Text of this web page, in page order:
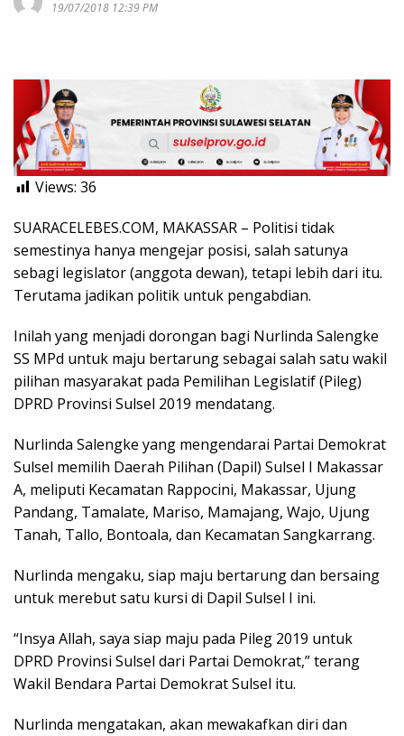
19/07/2018 12:39 PM
Views: 36
SUARACELEBES.COM, MAKASSAR – Politisi tidak
semestinya hanya mengejar posisi, salah satunya
sebagi legislator (anggota dewan), tetapi lebih dari itu.
Terutama jadikan politik untuk pengabdian.
Inilah yang menjadi dorongan bagi Nurlinda Salengke
SS MPd untuk maju bertarung sebagai salah satu wakil
pilihan masyarakat pada Pemilihan Legislatif (Pileg)
DPRD Provinsi Sulsel 2019 mendatang.
Nurlinda Salengke yang mengendarai Partai Demokrat
Sulsel memilih Daerah Pilihan (Dapil) Sulsel I Makassar
A, meliputi Kecamatan Rappocini, Makassar, Ujung
Pandang, Tamalate, Mariso, Mamajang, Wajo, Ujung
Tanah, Tallo, Bontoala, dan Kecamatan Sangkarrang.
Nurlinda mengaku, siap maju bertarung dan bersaing
untuk merebut satu kursi di Dapil Sulsel I ini.
“Insya Allah, saya siap maju pada Pileg 2019 untuk
DPRD Provinsi Sulsel dari Partai Demokrat,” terang
Wakil Bendara Partai Demokrat Sulsel itu.
Nurlinda mengatakan, akan mewakafkan diri dan